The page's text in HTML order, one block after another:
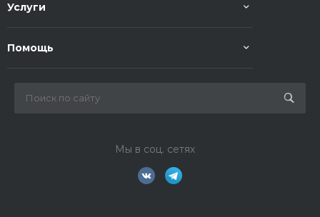
Услуги
Помощь
Мы в соц. сетях